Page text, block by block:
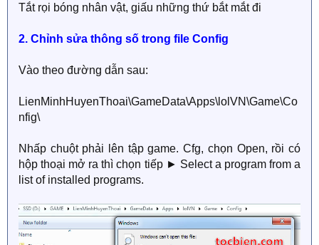
Tắt rọi bóng nhân vật, giấu những thứ bắt mắt đi
2. Chỉnh sửa thông số trong file Config
Vào theo đường dẫn sau:
LienMinhHuyenThoai\GameData\Apps\lolVN\Game\Co
nfig\
Nhấp chuột phải lên tập game. Cfg, chọn Open, rồi có
hộp thoại mở ra thì chọn tiếp ► Select a program from a
list of installed programs.